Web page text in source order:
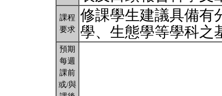
課程
要求
修課學生建議具備有
學、生態學等學科之
預期
每週
課前
或/與